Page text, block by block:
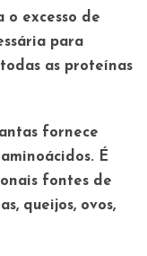
o excesso de
para
as proteínas
fornece
É
fontes de
queijos, ovos,